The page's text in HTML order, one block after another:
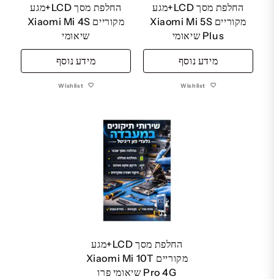
החלפת מסך LCD+מגע
מקוריים Xiaomi Mi 5S
Plus שיאומי
מידע נוסף
Wishlist
החלפת מסך LCD+מגע
מקוריים Xiaomi Mi 4S
שיאומי
מידע נוסף
Wishlist
החלפת מסך LCD+מגע
מקוריים Xiaomi Mi 10T
Pro 4G שיאומי פרו